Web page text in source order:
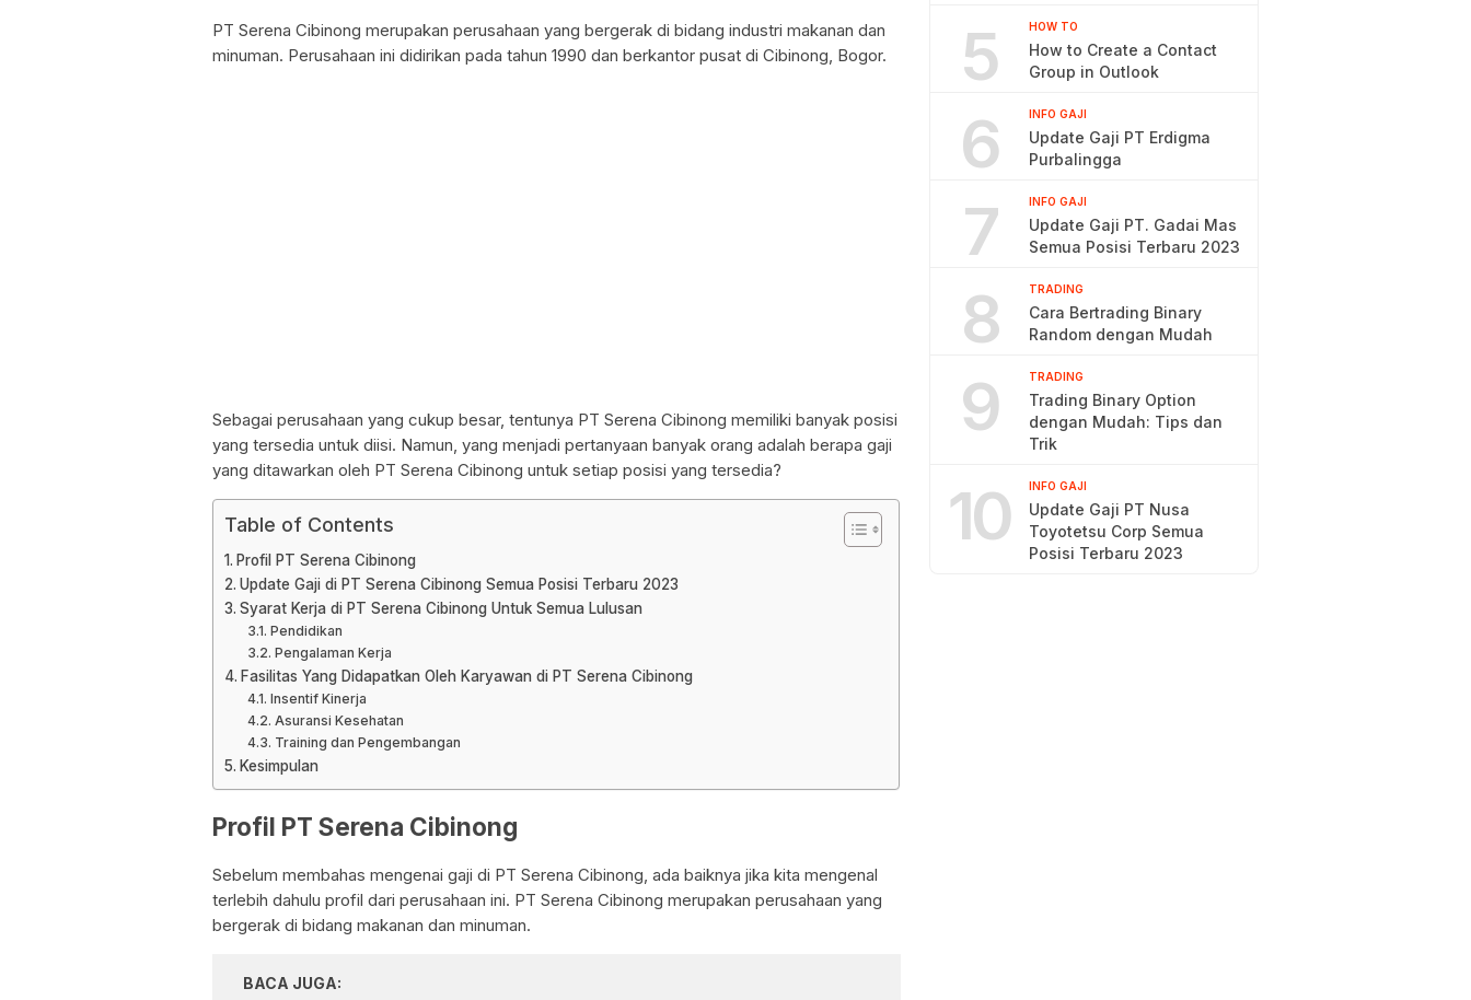
PT Serena Cibinong merupakan perusahaan yang bergerak di bidang industri makanan dan
minuman. Perusahaan ini didirikan pada tahun 1990 dan berkantor pusat di Cibinong, Bogor.
Sebagai perusahaan yang cukup besar, tentunya PT Serena Cibinong memiliki banyak posisi
yang tersedia untuk diisi. Namun, yang menjadi pertanyaan banyak orang adalah berapa gaji
yang ditawarkan oleh PT Serena Cibinong untuk setiap posisi yang tersedia?
Table of Contents
Profil PT Serena Cibinong
Update Gaji di PT Serena Cibinong Semua Posisi Terbaru 2023
Syarat Kerja di PT Serena Cibinong Untuk Semua Lulusan
Pendidikan
Pengalaman Kerja
Fasilitas Yang Didapatkan Oleh Karyawan di PT Serena Cibinong
Insentif Kinerja
Asuransi Kesehatan
Training dan Pengembangan
Kesimpulan
Profil PT Serena Cibinong
Sebelum membahas mengenai gaji di PT Serena Cibinong, ada baiknya jika kita mengenal
terlebih dahulu profil dari perusahaan ini. PT Serena Cibinong merupakan perusahaan yang
bergerak di bidang makanan dan minuman.
BACA JUGA:
5 HOW TO
How to Create a Contact
Group in Outlook
6 INFO GAJI
Update Gaji PT Erdigma
Purbalingga
7 INFO GAJI
Update Gaji PT. Gadai Mas
Semua Posisi Terbaru 2023
8 TRADING
Cara Bertrading Binary
Random dengan Mudah
9 TRADING
Trading Binary Option
dengan Mudah: Tips dan
Trik
10 INFO GAJI
Update Gaji PT Nusa
Toyotetsu Corp Semua
Posisi Terbaru 2023